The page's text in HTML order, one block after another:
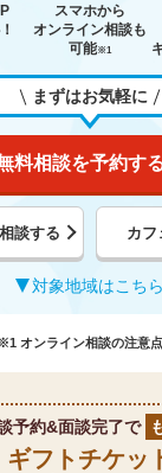
スマホから
オンライン相談も
可能※1
まずはお気軽に
料相談を予約す
談する カフ
対象地域はこちら
オンライン相談の注意点
予約&面談完了で
ギフトチケッ